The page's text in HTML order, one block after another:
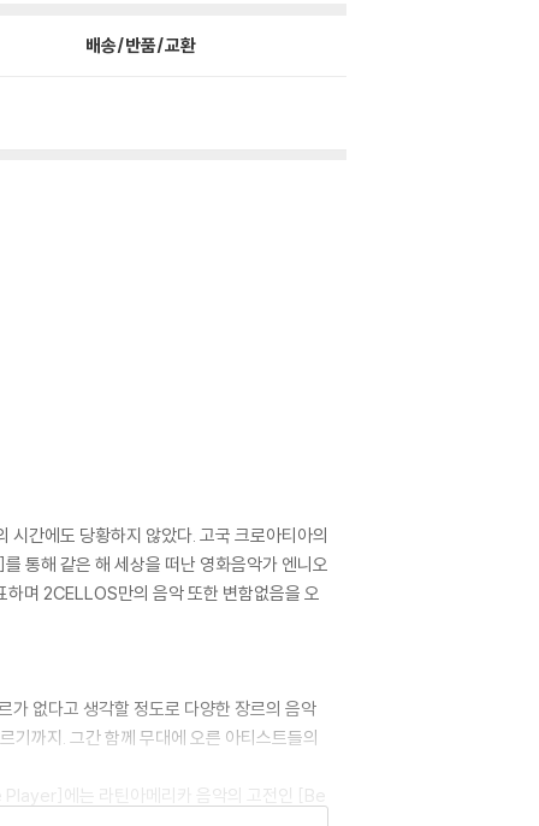
배송/반품/교환
간에도 당황하지 않았다. 고국 크로아티아의
통해 같은 해 세상을 떠난 영화음악가 엔니오
며 2CELLOS만의 음악 또한 변함없음을 오
가 없다고 생각할 정도로 다양한 장르의 음악
기까지. 그간 함께 무대에 오른 아티스트들의
에는 라틴아메리카 음악의 고전인 [Be